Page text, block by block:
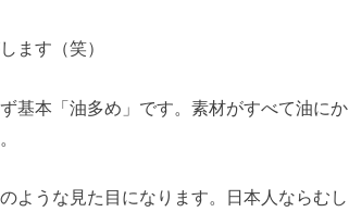
ます（笑）
基本「油多め」です。素材がすべて油にか
ような見た目になります。日本人ならむし